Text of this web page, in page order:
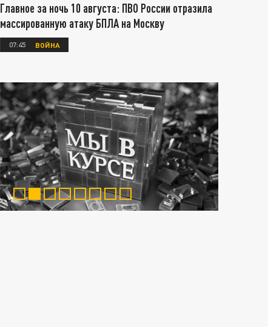
Главное за ночь 10 августа: ПВО России отразила
массированную атаку БПЛА на Москву
07:45 ВОЙНА